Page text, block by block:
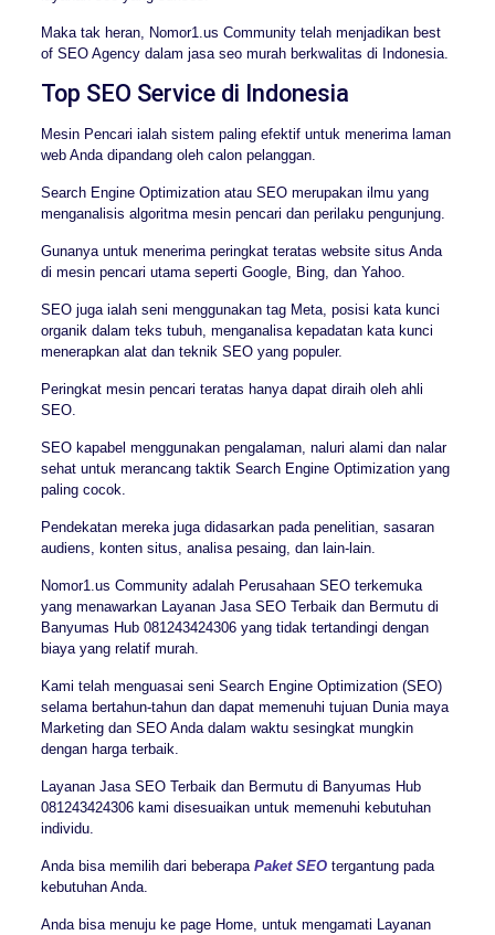
Maka tak heran, Nomor1.us Community telah menjadikan best
of SEO Agency dalam jasa seo murah berkwalitas di Indonesia.
Top SEO Service di Indonesia
Mesin Pencari ialah sistem paling efektif untuk menerima laman
web Anda dipandang oleh calon pelanggan.
Search Engine Optimization atau SEO merupakan ilmu yang
menganalisis algoritma mesin pencari dan perilaku pengunjung.
Gunanya untuk menerima peringkat teratas website situs Anda
di mesin pencari utama seperti Google, Bing, dan Yahoo.
SEO juga ialah seni menggunakan tag Meta, posisi kata kunci
organik dalam teks tubuh, menganalisa kepadatan kata kunci
menerapkan alat dan teknik SEO yang populer.
Peringkat mesin pencari teratas hanya dapat diraih oleh ahli
SEO.
SEO kapabel menggunakan pengalaman, naluri alami dan nalar
sehat untuk merancang taktik Search Engine Optimization yang
paling cocok.
Pendekatan mereka juga didasarkan pada penelitian, sasaran
audiens, konten situs, analisa pesaing, dan lain-lain.
Nomor1.us Community adalah Perusahaan SEO terkemuka
yang menawarkan Layanan Jasa SEO Terbaik dan Bermutu di
Banyumas Hub 081243424306 yang tidak tertandingi dengan
biaya yang relatif murah.
Kami telah menguasai seni Search Engine Optimization (SEO)
selama bertahun-tahun dan dapat memenuhi tujuan Dunia maya
Marketing dan SEO Anda dalam waktu sesingkat mungkin
dengan harga terbaik.
Layanan Jasa SEO Terbaik dan Bermutu di Banyumas Hub
081243424306 kami disesuaikan untuk memenuhi kebutuhan
individu.
Anda bisa memilih dari beberapa Paket SEOtergantung pada
kebutuhan Anda.
Anda bisa menuju ke page Home, untuk mengamati Layanan